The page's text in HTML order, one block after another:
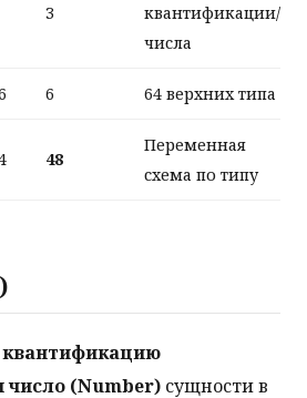
3
квантификации/
числа
6 64 верхних типа
48
Переменная
схема по типу
квантификацию
(Number) сущности в